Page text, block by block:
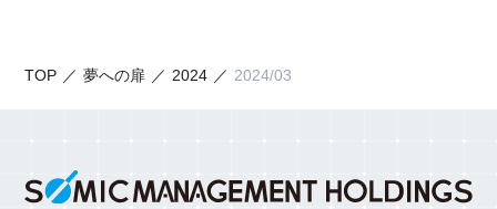
TOP 夢への扉 2024 2024/03